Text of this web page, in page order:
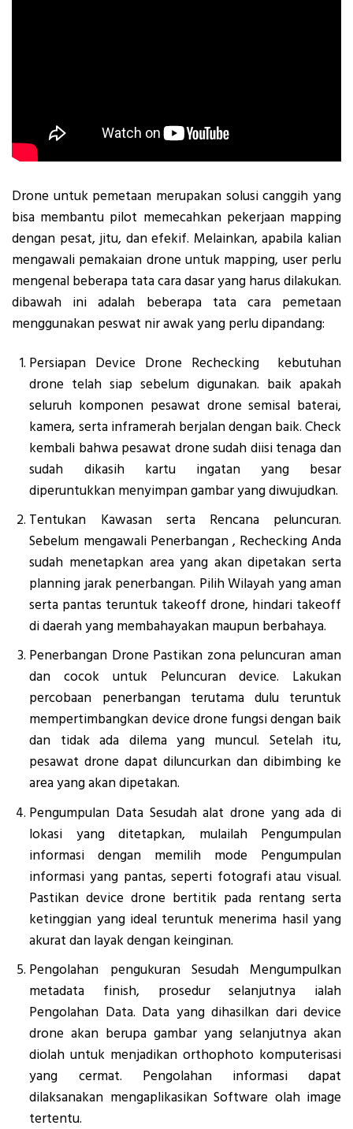
Drone untuk pemetaan merupakan solusi canggih yang
bisa membantu pilot memecahkan pekerjaan mapping
dengan pesat, jitu, dan efekif. Melainkan, apabila kalian
mengawali pemakaian drone untuk mapping, user perlu
mengenal beberapa tata cara dasar yang harus dilakukan.
dibawah ini adalah beberapa tata cara pemetaan
menggunakan peswat nir awak yang perlu dipandang:
Persiapan Device Drone Rechecking kebutuhan
drone telah siap sebelum digunakan. baik apakah
seluruh komponen pesawat drone semisal baterai,
kamera, serta inframerah berjalan dengan baik. Check
kembali bahwa pesawat drone sudah diisi tenaga dan
sudah dikasih kartu ingatan yang besar
diperuntukkan menyimpan gambar yang diwujudkan.
Tentukan Kawasan serta Rencana peluncuran.
Sebelum mengawali Penerbangan , Rechecking Anda
sudah menetapkan area yang akan dipetakan serta
planning jarak penerbangan. Pilih Wilayah yang aman
serta pantas teruntuk takeoff drone, hindari takeoff
di daerah yang membahayakan maupun berbahaya.
Penerbangan Drone Pastikan zona peluncuran aman
dan cocok untuk Peluncuran device. Lakukan
percobaan penerbangan terutama dulu teruntuk
mempertimbangkan device drone fungsi dengan baik
dan tidak ada dilema yang muncul. Setelah itu,
pesawat drone dapat diluncurkan dan dibimbing ke
area yang akan dipetakan.
Pengumpulan Data Sesudah alat drone yang ada di
lokasi yang ditetapkan, mulailah Pengumpulan
informasi dengan memilih mode Pengumpulan
informasi yang pantas, seperti fotografi atau visual.
Pastikan device drone bertitik pada rentang serta
ketinggian yang ideal teruntuk menerima hasil yang
akurat dan layak dengan keinginan.
Pengolahan pengukuran Sesudah Mengumpulkan
metadata finish, prosedur selanjutnya ialah
Pengolahan Data. Data yang dihasilkan dari device
drone akan berupa gambar yang selanjutnya akan
diolah untuk menjadikan orthophoto komputerisasi
yang cermat. Pengolahan informasi dapat
dilaksanakan mengaplikasikan Software olah image
tertentu.